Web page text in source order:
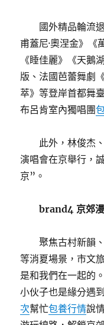
國外精品輪流
甫蓋尼·奧涅金》《
《睡佳麗》《天鵝
版、法國芭蕾舞劇
萃》等登岸首都舞
布呂肯室內獨唱團
此外，林俊杰
演唱會在京舉行，
京”。
brand4 京郊
聚焦古村新韻
等消夏場景，市文
是和我們在一起的
小伙子也是緣分遇
次幫忙包養行情說